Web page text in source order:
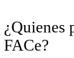
¿Quienes
FACe?